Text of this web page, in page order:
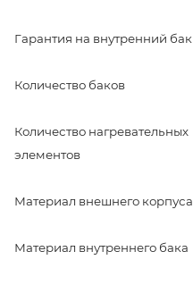
Гарантия на внутренний бак
Количество баков
Количество нагревательных
элементов
Материал внешнего корпуса
Материал внутреннего бака